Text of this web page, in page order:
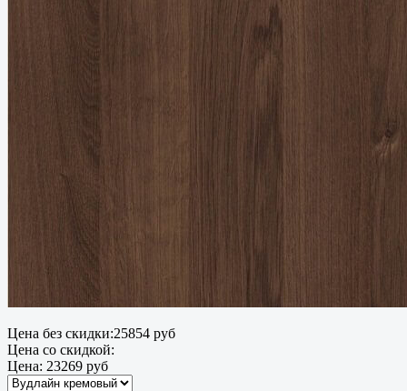
Цена без скидки:25854 руб
Цена со скидкой:
Цена: 23269 руб